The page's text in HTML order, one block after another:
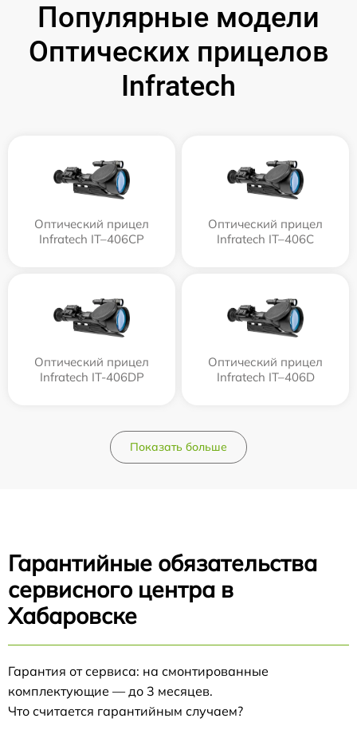
Популярные модели
Оптических прицелов
Infratech
Оптический прицел
Infratech IT–406СP
Оптический прицел
Infratech IT–406С
Оптический прицел
Infratech IT-406DP
Оптический прицел
Infratech IT–406D
Показать больше
Гарантийные обязательства
сервисного центра в
Хабаровске
Гарантия от сервиса: на смонтированные
комплектующие — до 3 месяцев.
Что считается гарантийным случаем?